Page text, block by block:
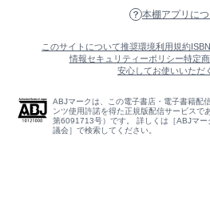
本棚アプリに
このサイトについて推奨環境利用規約
情報セキュリティーポリシー特定
安心してお使いいただ
ABJマークは、この電子書店・電子書籍配
ンツ使用許諾を得た正規版配信サービスで
第6091713号）です。 詳しくは［ABJマ
議会］で検索してください。